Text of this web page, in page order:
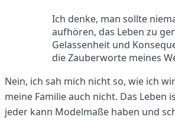
Ich denke, man sollte
aufhören, das Leben zu
Gelassenheit und
die Zauberworte meines
Nein, ich sah mich nicht so, wie ich
meine Familie auch nicht. Das Leben
jeder kann Modelmaße haben und